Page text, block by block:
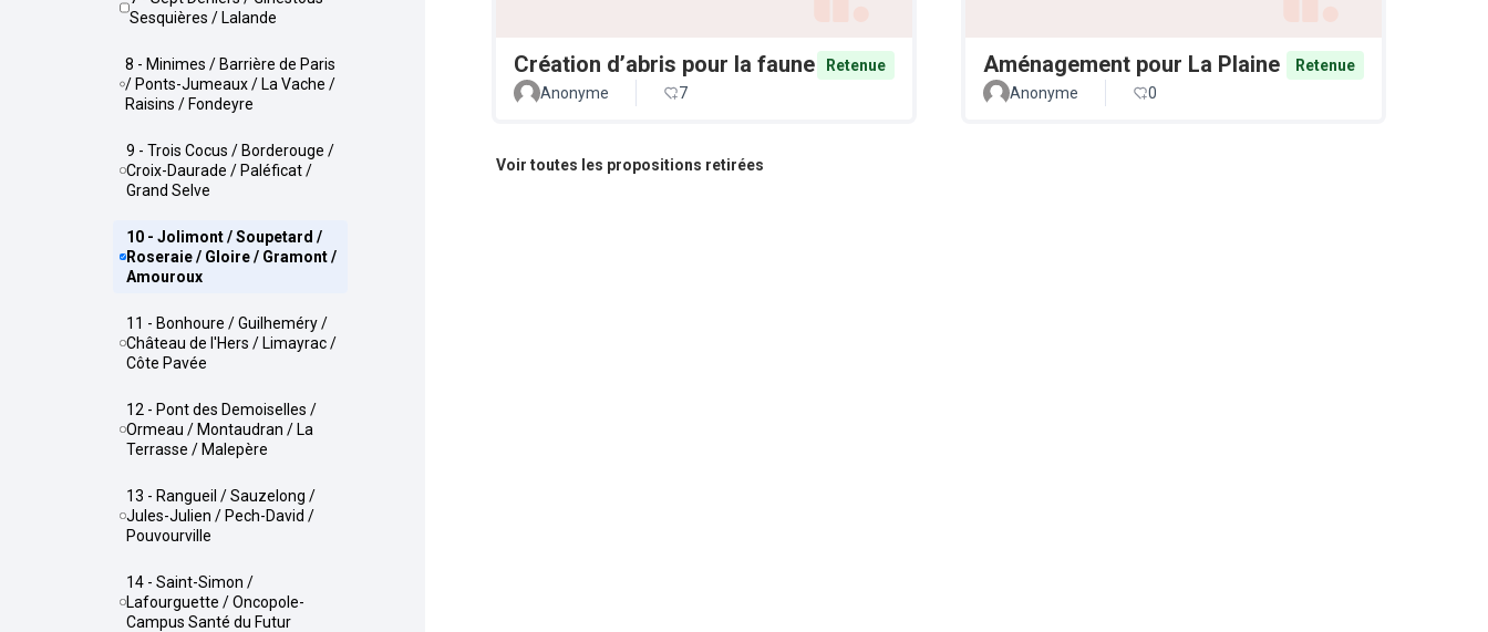
Sesquières / Lalande
8 - Minimes / Barrière de Paris
/ Ponts-Jumeaux / La Vache /
Raisins / Fondeyre
9 - Trois Cocus / Borderouge /
Croix-Daurade / Paléficat /
Grand Selve
10 - Jolimont / Soupetard /
Roseraie / Gloire / Gramont /
Amouroux
11 - Bonhoure / Guilheméry /
Château de l'Hers / Limayrac /
Côte Pavée
12 - Pont des Demoiselles /
Ormeau / Montaudran / La
Terrasse / Malepère
13 - Rangueil / Sauzelong /
Jules-Julien / Pech-David /
Pouvourville
14 - Saint-Simon /
Lafourguette / Oncopole-
Campus Santé du Futur
Création d’abris pour la faune
Retenue
Anonyme
7
Aménagement pour La Plaine
Retenue
Anonyme
0
Voir toutes les propositions retirées